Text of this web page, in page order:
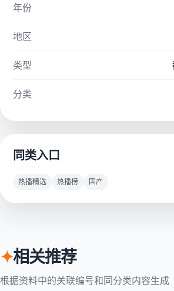
年份
地区
类型
分类
同类入口
热播精选 热播榜 国产
✦相关推荐
根据资料中的关联编号和同分类内容生成